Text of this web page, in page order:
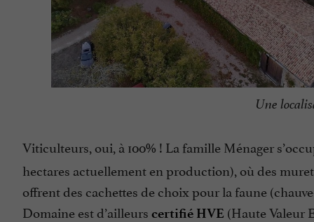
Une
Viticulteurs, oui, à 100% ! La famille Ménager
hectares actuellement en production), où des
offrent des cachettes de choix pour la faune
Domaine est d’ailleurs certifié HVE (Haute Valeur